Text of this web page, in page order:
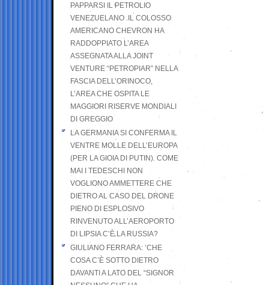
PAPPARSI IL PETROLIO
VENEZUELANO .IL COLOSSO
AMERICANO CHEVRON HA
RADDOPPIATO L’AREA
ASSEGNATA ALLA JOINT
VENTURE “PETROPIAR” NELLA
FASCIA DELL’ORINOCO,
L’AREA CHE OSPITA LE
MAGGIORI RISERVE MONDIALI
DI GREGGIO
LA GERMANIA SI CONFERMA IL
VENTRE MOLLE DELL’EUROPA
(PER LA GIOIA DI PUTIN). COME
MAI I TEDESCHI NON
VOGLIONO AMMETTERE CHE
DIETRO AL CASO DEL DRONE
PIENO DI ESPLOSIVO
RINVENUTO ALL’AEROPORTO
DI LIPSIA C’È LA RUSSIA?
GIULIANO FERRARA: ’CHE
COSA C’È SOTTO DIETRO
DAVANTI A LATO DEL “SIGNOR